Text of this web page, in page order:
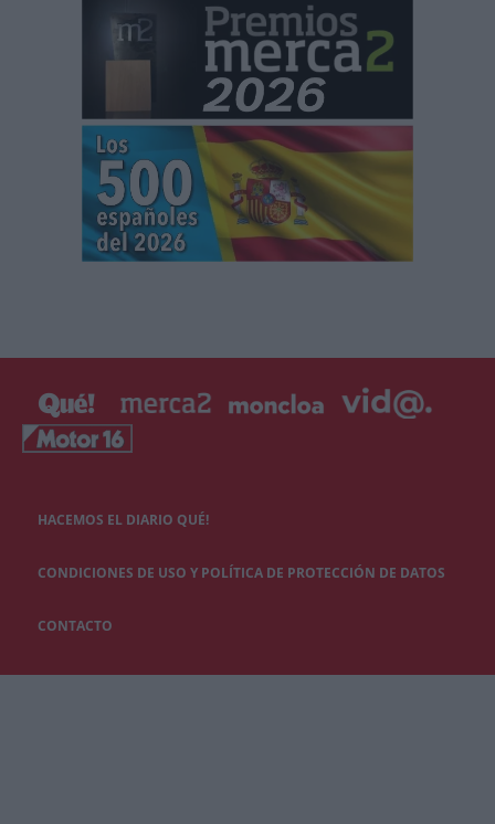
HACEMOS EL DIARIO QUÉ!
CONDICIONES DE USO Y POLÍTICA DE PROTECCIÓN DE DATOS
CONTACTO